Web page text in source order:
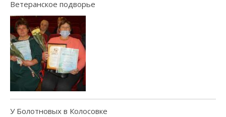
Ветеранское подворье
У Болотновых в Колосовке